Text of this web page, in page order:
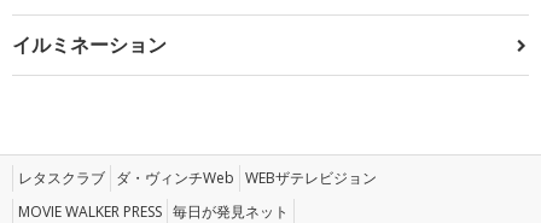
イルミネーション
レタスクラブ ダ・ヴィンチWeb WEBザテレビジョン
MOVIE WALKER PRESS 毎日が発見ネット